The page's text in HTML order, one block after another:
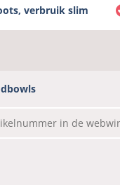
verbruik slim